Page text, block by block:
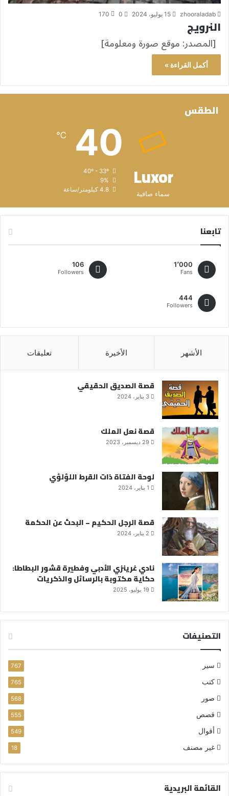
zhooraladab 15 يوليو، 2024 0
170
النرويج
[المصدر: موقع صورة ومعلومة]
أكمل القراءة »
الطقس
Luxor
سماء صافية
40
℃
40º - 33º
9%
4.8 كيلومتر/ساعة
تابعنا
1٬000
Fans
106
Followers
444
Followers
الأشهر الأخيرة تعليقات
قصة الصديق الحقيقي
3 يناير، 2024
قصة نعل الملك
29 ديسمبر، 2023
لوحة الفتاة ذات القرط اللؤلؤي
1 يناير، 2024
قصة الرجل الحكيم – البحث عن الحكمة
2 يناير، 2024
نادي غرينزي الأدبي وفطيرة قشور البطاطا:
حكاية مكتوبة بالرسائل والذكريات
19 يوليو، 2025
التصنيفات
سير 767
كتب 765
صور 568
قصص 555
أقوال 549
غير مصنف 18
القائمة البريدية